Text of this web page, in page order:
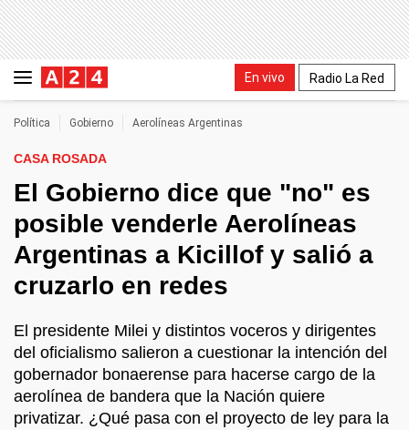
En vivo Radio La Red
Política Gobierno Aerolíneas Argentinas
CASA ROSADA
El Gobierno dice que "no" es
posible venderle Aerolíneas
Argentinas a Kicillof y salió a
cruzarlo en redes
El presidente Milei y distintos voceros y dirigentes
del oficialismo salieron a cuestionar la intención del
gobernador bonaerense para hacerse cargo de la
aerolínea de bandera que la Nación quiere
privatizar. ¿Qué pasa con el proyecto de ley para la